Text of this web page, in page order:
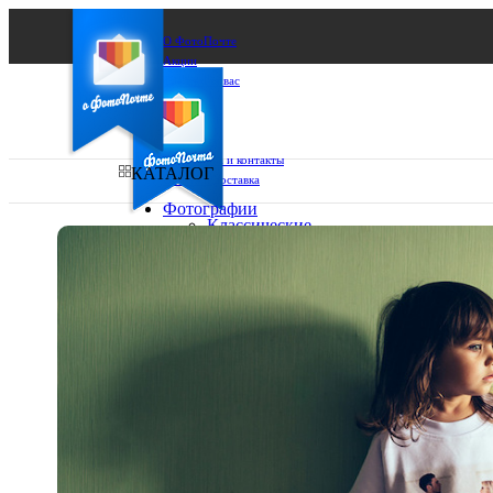
О ФотоПочте
Акции
Сделаем за вас
Бизнесу
FAQ
Франшиза
Поддержка и контакты
Оплата и доставка
КАТАЛОГ
Фотографии
Классические
13х18
15х15